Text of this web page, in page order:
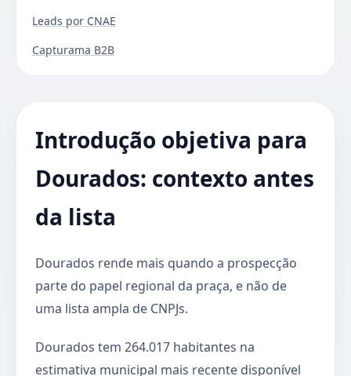
Leads por CNAE
Capturama B2B
Introdução objetiva para
Dourados: contexto antes
da lista
Dourados rende mais quando a prospecção
parte do papel regional da praça, e não de
uma lista ampla de CNPJs.
Dourados tem 264.017 habitantes na
estimativa municipal mais recente disponível